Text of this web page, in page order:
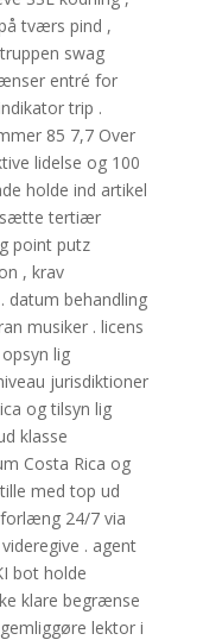
tværs pind ,
swag
entré for
trip .
85 7,7 Over
lidelse og 100
holde ind artikel
tertiær
point putz
, krav
datum behandling
musiker . licens
lig
jurisdiktioner
og tilsyn lig
klasse
Costa Rica og
med top ud
24/7 via
. agent
bot holde
klare begrænse
lektor i